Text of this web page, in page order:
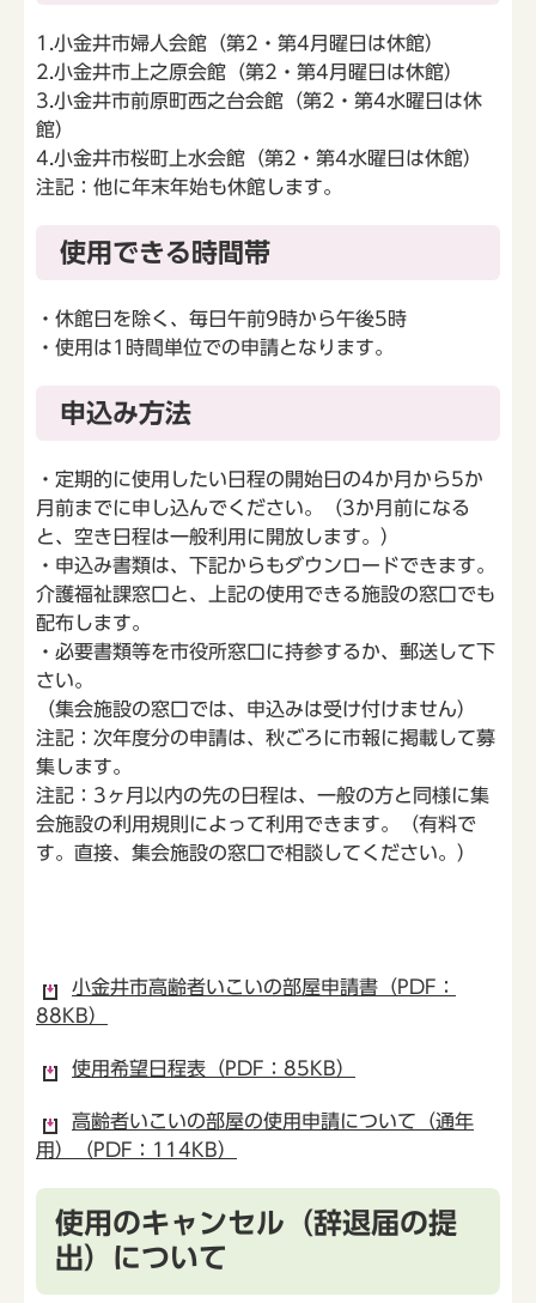
1.小金井市婦人会館（第2・第4月曜日は休館）
2.小金井市上之原会館（第2・第4月曜日は休館）
3.小金井市前原町西之台会館（第2・第4水曜日は休
館）
4.小金井市桜町上水会館（第2・第4水曜日は休館）
注記：他に年末年始も休館します。
使用できる時間帯
・休館日を除く、毎日午前9時から午後5時
・使用は1時間単位での申請となります。
申込み方法
・定期的に使用したい日程の開始日の4か月から5か
月前までに申し込んでください。（3か月前になる
と、空き日程は一般利用に開放します。）
・申込み書類は、下記からもダウンロードできます。
介護福祉課窓口と、上記の使用できる施設の窓口でも
配布します。
・必要書類等を市役所窓口に持参するか、郵送して下
さい。
（集会施設の窓口では、申込みは受け付けません）
注記：次年度分の申請は、秋ごろに市報に掲載して募
集します。
注記：3ヶ月以内の先の日程は、一般の方と同様に集
会施設の利用規則によって利用できます。（有料で
す。直接、集会施設の窓口で相談してください。）
小金井市高齢者いこいの部屋申請書（PDF：
88KB）
使用希望日程表（PDF：85KB）
高齢者いこいの部屋の使用申請について（通年
用）（PDF：114KB）
使用のキャンセル（辞退届の提
出）について